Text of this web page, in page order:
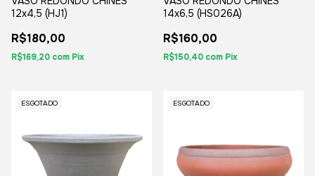
12x4,5 (HJ1)
R$180,00
R$169,20 com Pix
14x6,5 (HS026A)
R$160,00
R$150,40 com Pix
ESGOTADO ESGOTADO